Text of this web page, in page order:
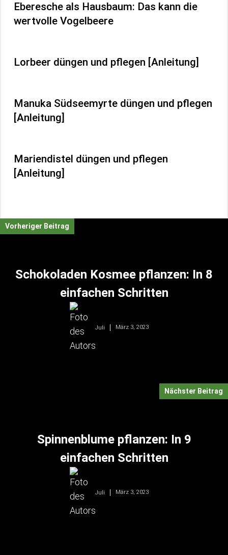
Eberesche als Hausbaum: Das kann die
wertvolle Vogelbeere
Lorbeer düngen und pflegen [Anleitung]
Manuka Südseemyrte düngen und pflegen
[Anleitung]
Mariendistel düngen und pflegen
[Anleitung]
Vorheriger Beitrag
Schokoladen Kosmee pflanzen: In 8
einfachen Schritten
Juli März 3, 2023
Nächster Beitrag
Spinnenblume pflanzen: In 9
einfachen Schritten
Juli März 3, 2023